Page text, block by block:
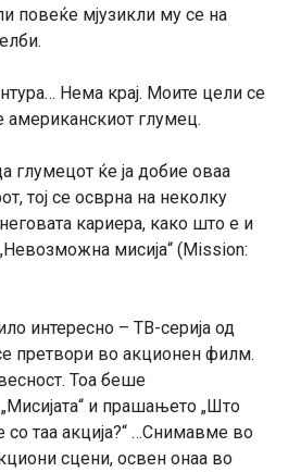
повеќе мјузикли му се на
Нема крај. Моите цели се
американскиот глумец.
глумецот ќе ја добие оваа
тој се осврна на неколку
кариера, како што е и
мисија“ (Mission:
интересно – ТВ-серија од
претвори во акционен филм.
Тоа беше
и прашањето „Што
таа акција?“ …Снимавме во
сцени, освен онаа во